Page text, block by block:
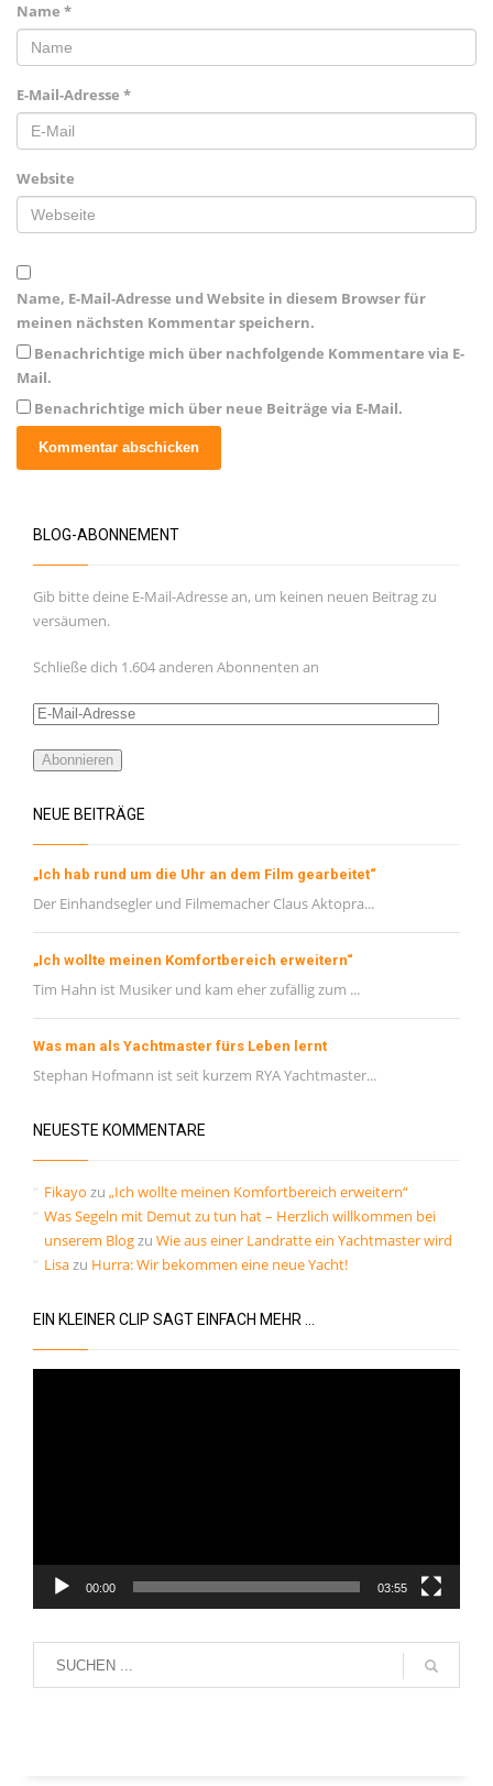
Name *
E-Mail-Adresse *
Website
Name, E-Mail-Adresse und Website in diesem Browser für
meinen nächsten Kommentar speichern.
Benachrichtige mich über nachfolgende Kommentare via E-
Mail.
Benachrichtige mich über neue Beiträge via E-Mail.
BLOG-ABONNEMENT
Gib bitte deine E-Mail-Adresse an, um keinen neuen Beitrag zu
versäumen.
Schließe dich 1.604 anderen Abonnenten an
E-
Adresse
Abonnieren
NEUE BEITRÄGE
„Ich hab rund um die Uhr an dem Film gearbeitet“
Der Einhandsegler und Filmemacher Claus Aktopra...
„Ich wollte meinen Komfortbereich erweitern“
Tim Hahn ist Musiker und kam eher zufällig zum ...
Was man als Yachtmaster fürs Leben lernt
Stephan Hofmann ist seit kurzem RYA Yachtmaster...
NEUESTE KOMMENTARE
Fikayo zu „Ich wollte meinen Komfortbereich erweitern“
Was Segeln mit Demut zu tun hat – Herzlich willkommen bei
unserem Blogzu Wie aus einer Landratte ein Yachtmaster wird
Lisazu Hurra: Wir bekommen eine neue Yacht!
EIN KLEINER CLIP SAGT EINFACH MEHR …
00:00 03:55